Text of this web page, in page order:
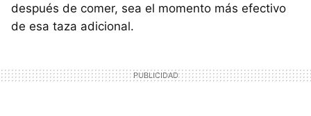
después de comer, sea el momento más efectivo
de esa taza adicional.